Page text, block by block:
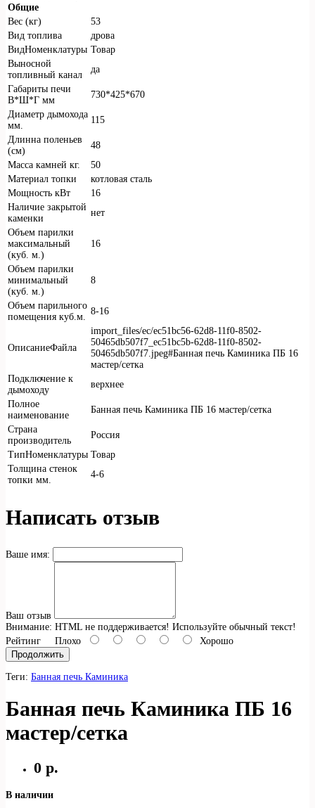
Общие
Вес (кг)
53
Вид топлива
дрова
ВидНоменклатуры Товар
Выносной
топливный канал
да
Габариты печи
В*Ш*Г мм
730*425*670
Диаметр дымохода
мм.
115
Длинна поленьев
(см)
48
Масса камней кг.
50
Материал топки
котловая сталь
Мощность кВт
16
Наличие закрытой
каменки
нет
Объем парилки
максимальный
(куб. м.)
16
Объем парилки
минимальный
(куб. м.)
8
Объем парильного
помещения куб.м.
8-16
ОписаниеФайла
import_files/ec/ec51bc56-62d8-11f0-8502-
50465db507f7_ec51bc5b-62d8-11f0-8502-
50465db507f7.jpeg#Банная печь Каминика ПБ 16
мастер/сетка
Подключение к
дымоходу
верхнее
Полное
наименование
Банная печь Каминика ПБ 16 мастер/сетка
Страна
производитель
Россия
ТипНоменклатуры Товар
Толщина стенок
топки мм.
4-6
Написать отзыв
Ваше имя:
Ваш отзыв
Внимание: HTML не поддерживается! Используйте обычный текст!
Рейтинг Плохо
Хорошо
Продолжить
Теги: Банная печь Каминика
Банная печь Каминика ПБ 16
мастер/сетка
0 р.
В наличии